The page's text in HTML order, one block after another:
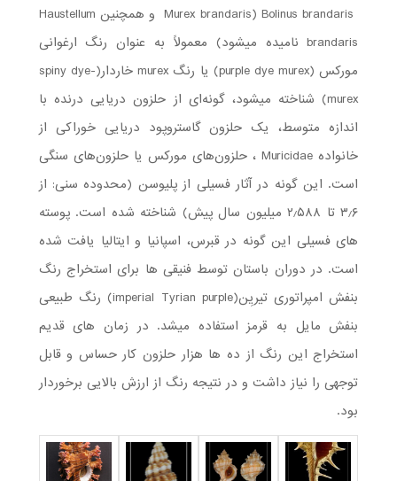
Bolinus brandaris (Murex brandaris و همچنین Haustellum
brandaris نامیده می­شود) معمولاً به عنوان رنگ ارغوانی
مورکس (purple dye murex) یا رنگ murex خاردار(spiny dye-
murex) شناخته می­شود، گونه‌ای از حلزون دریایی درنده با
اندازه متوسط، یک حلزون گاستروپود دریایی خوراکی از
خانواده Muricidae ، حلزون‌های مورکس یا حلزون‌های سنگی
است. این گونه در آثار فسیلی از پلیوسن (محدوده سنی: از
۳٫۶ تا ۲٫۵۸۸ میلیون سال پیش) شناخته شده است. پوسته
های فسیلی این گونه در قبرس، اسپانیا و ایتالیا یافت شده
است. در دوران باستان توسط فنیقی ها برای استخراج رنگ
بنفش امپراتوری تیریِن(imperial Tyrian purple) رنگ طبیعی
بنفش مایل به قرمز استفاده می­شد. در زمان های قدیم
استخراج این رنگ از ده ها هزار حلزون کار حساس و قابل
توجهی را نیاز داشت و در نتیجه رنگ از ارزش بالایی برخوردار
بود.